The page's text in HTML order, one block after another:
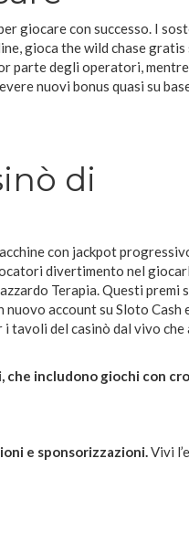
giocare con successo. I
gioca the wild chase gratis
parte degli operatori,
nuovi bonus quasi su
di
con jackpot
divertimento nel
Terapia. Questi premi
account su Sloto Cash
tavoli del casinò dal vivo
includono giochi con
e sponsorizzazioni.Vivi